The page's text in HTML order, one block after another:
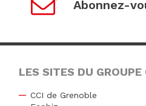
Abonnez-
LES SITES DU GROUPE
CCI de Grenoble